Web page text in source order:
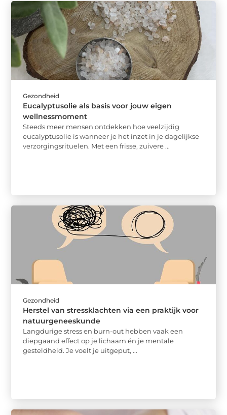
Gezondheid
Eucalyptusolie als basis voor jouw eigen
wellnessmoment
Steeds meer mensen ontdekken hoe veelzijdig
eucalyptusolie is wanneer je het inzet in je dagelijkse
verzorgingsrituelen. Met een frisse, zuivere ...
Gezondheid
Herstel van stressklachten via een praktijk voor
natuurgeneeskunde
Langdurige stress en burn-out hebben vaak een
diepgaand effect op je lichaam én je mentale
gesteldheid. Je voelt je uitgeput, ...